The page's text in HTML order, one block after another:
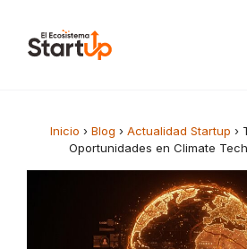
Inicio › Blog › Actualidad Startup ›
Oportunidades en Climate